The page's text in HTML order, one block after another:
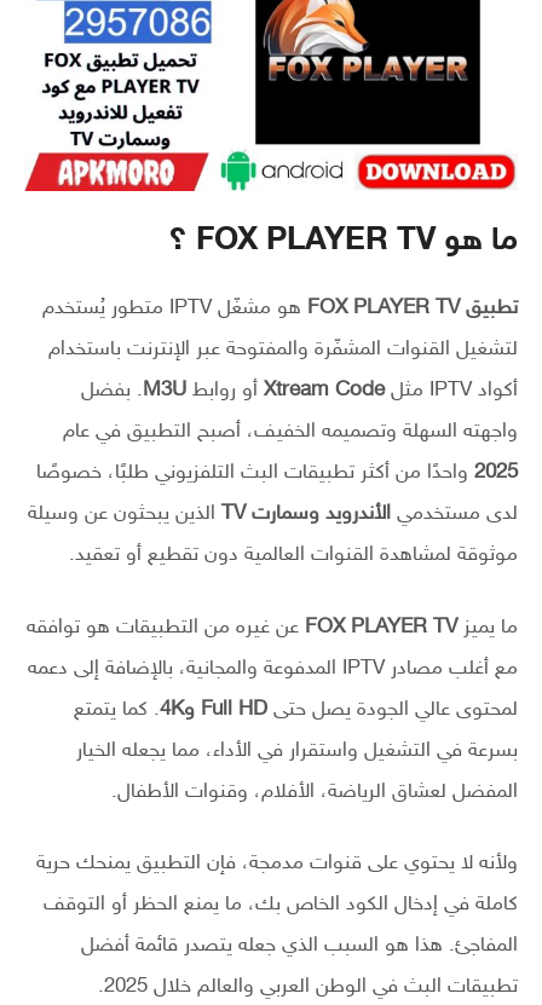
ما هو FOX PLAYER TV ؟
تطبيق FOX PLAYER TV
هو مشغّل IPTV متطور يُستخدم
لتشغيل القنوات المشفّرة والمفتوحة عبر الإنترنت باستخدام
أكواد IPTV مثل
Xtream Code أو روابط M3U. بفضل
واجهته السهلة وتصميمه الخفيف، أصبح التطبيق في عام
2025 واحدًا من أكثر تطبيقات البث التلفزيوني طلبًا، خصوصًا
لدى مستخدمي الأندرويد وسمارت TV
الذين يبحثون عن وسيلة
موثوقة لمشاهدة القنوات العالمية دون تقطيع أو تعقيد.
ما يميزFOX PLAYER TV عن غيره من التطبيقات هو توافقه
مع أغلب مصادر IPTV المدفوعة والمجانية، بالإضافة إلى دعمه
لمحتوى عالي الجودة يصل حتى Full HD و4K
. كما يتمتع
بسرعة في التشغيل واستقرار في الأداء، مما يجعله الخيار
المفضل لعشاق الرياضة، الأفلام، وقنوات الأطفال.
ولأنه لا يحتوي على قنوات مدمجة، فإن التطبيق يمنحك حرية
كاملة في إدخال الكود الخاص بك، ما يمنع الحظر أو التوقف
المفاجئ. هذا هو السبب الذي جعله يتصدر قائمة أفضل
تطبيقات البث في الوطن العربي والعالم خلال 2025.